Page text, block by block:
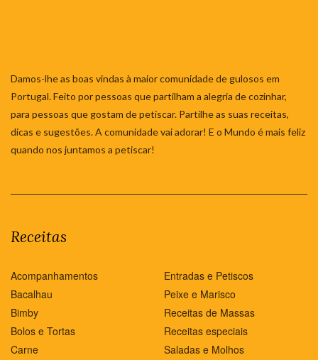
Damos-lhe as boas vindas à maior comunidade de gulosos em
Portugal. Feito por pessoas que partilham a alegria de cozinhar,
para pessoas que gostam de petiscar. Partilhe as suas receitas,
dicas e sugestões. A comunidade vai adorar! E o Mundo é mais feliz
quando nos juntamos a petiscar!
Receitas
Acompanhamentos
Bacalhau
Bimby
Bolos e Tortas
Carne
Entradas e Petiscos
Peixe e Marisco
Receitas de Massas
Receitas especiais
Saladas e Molhos